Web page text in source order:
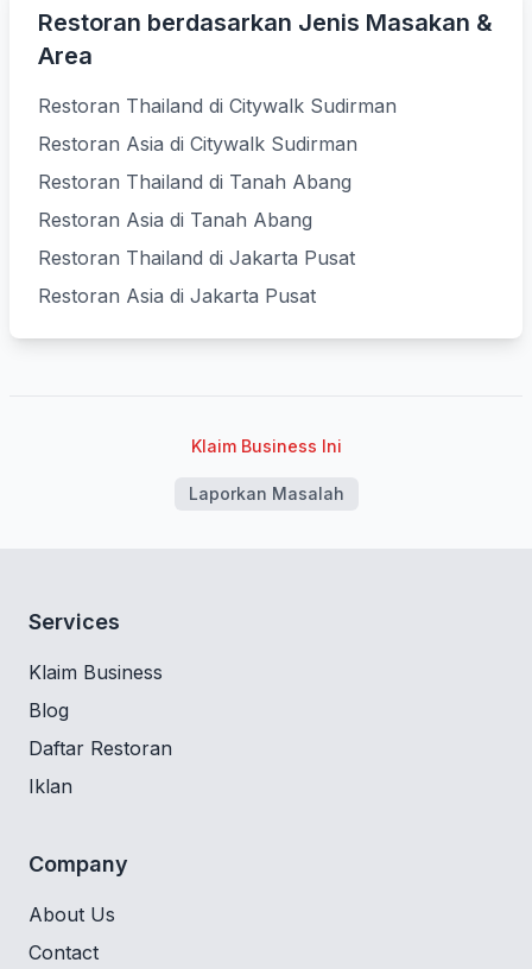
Restoran berdasarkan Jenis Masakan &
Area
Restoran Thailand di Citywalk Sudirman
Restoran Asia di Citywalk Sudirman
Restoran Thailand di Tanah Abang
Restoran Asia di Tanah Abang
Restoran Thailand di Jakarta Pusat
Restoran Asia di Jakarta Pusat
Klaim Business Ini
Laporkan Masalah
Services
Klaim Business
Blog
Daftar Restoran
Iklan
Company
About Us
Contact